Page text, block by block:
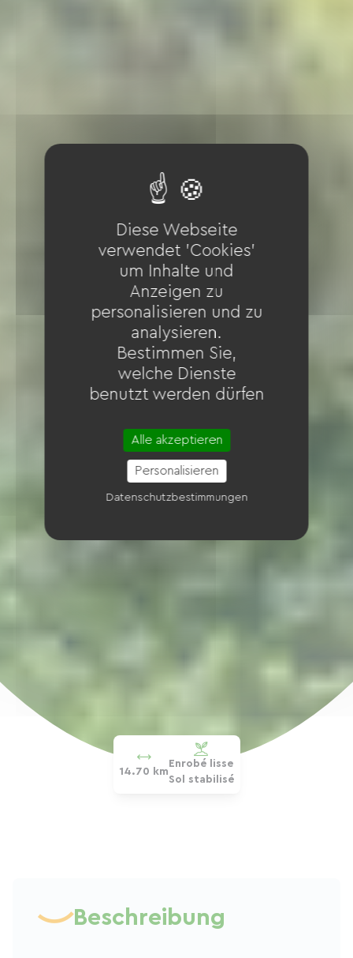
14.70 km
Enrobé lisse
Sol stabilisé
Beschreibung
Diese Webseite
verwendet 'Cookies'
um Inhalte und
Anzeigen zu
personalisieren und zu
analysieren.
Bestimmen Sie,
welche Dienste
benutzt werden dürfen
Alle akzeptieren
Personalisieren
Datenschutzbestimmungen